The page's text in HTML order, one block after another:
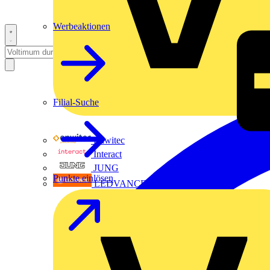
Enwitec
Interact
JUNG
LEDVANCE
Werbeaktionen
Filial-Suche
Punkte einlösen